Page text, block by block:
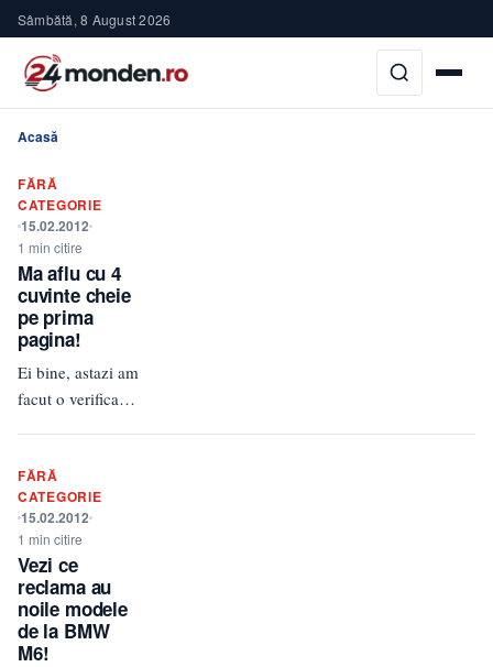
Sâmbătă, 8 August 2026
Acasă
FĂRĂ
CATEGORIE
15.02.2012
1 min citire
Ma aflu cu 4
cuvinte cheie
pe prima
pagina!
Ei bine, astazi am
facut o verificare
observat ca sunt
pe prima
pagina…
FĂRĂ
CATEGORIE
15.02.2012
1 min citire
Vezi ce
reclama au
noile modele
de la BMW
M6!